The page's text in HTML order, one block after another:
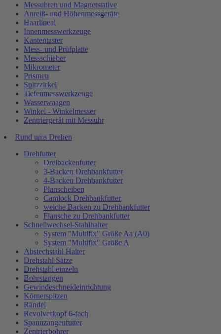
Messuhren und Magnetstative
Anreiß- und Höhenmessgeräte
Haarlineal
Innenmesswerkzeuge
Kantentaster
Mess- und Prüfplatte
Messschieber
Mikrometer
Prismen
Spitzzirkel
Tiefenmesswerkzeuge
Wasserwaagen
Winkel - Winkelmesser
Zentriergerät mit Messuhr
Rund ums Drehen
Drehfutter
Dreibackenfutter
3-Backen Drehbankfutter
4-Backen Drehbankfutter
Planscheiben
Camlock Drehbankfutter
weiche Backen zu Drehbankfutter
Flansche zu Drehbankfutter
Schnellwechsel-Stahlhalter
System "Multifix" Größe Aa (A0)
System "Multifix" Größe A
Abstechstahl Halter
Drehstahl Sätze
Drehstahl einzeln
Bohrstangen
Gewindeschneideinrichtung
Körnerspitzen
Rändel
Revolverkopf 6-fach
Spannzangenfutter
Zentrierbohrer